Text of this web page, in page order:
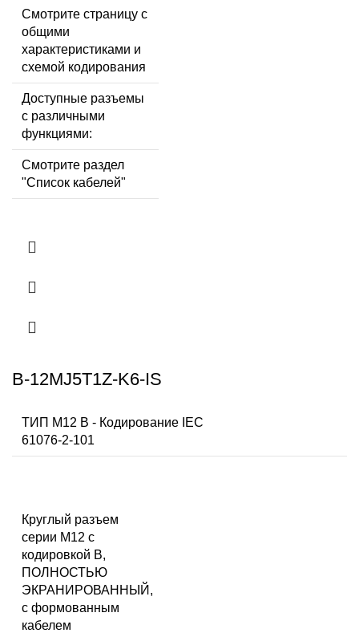
Смотрите страницу с
общими
характеристиками и
схемой кодирования
Доступные разъемы
с различными
функциями:
Смотрите раздел
"Список кабелей"
B-12MJ5T1Z-K6-IS
ТИП M12 В - Кодирование IEC
61076-2-101
Круглый разъем
серии M12 с
кодировкой B,
ПОЛНОСТЬЮ
ЭКРАНИРОВАННЫЙ,
с формованным
кабелем